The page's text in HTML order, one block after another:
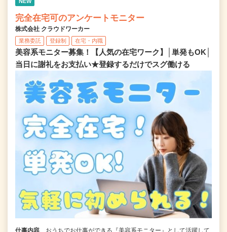
NEW
完全在宅可のアンケートモニター
株式会社 クラウドワーカー
業務委託 登録制 在宅・内職
美容系モニター募集！【人気の在宅ワーク】│単発もOK│
当日に謝礼をお支払い★登録するだけでスグ働ける